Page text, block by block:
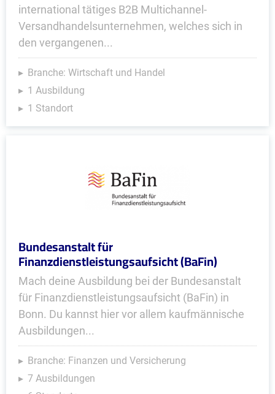
international tätiges B2B Multichannel-
Versandhandelsunternehmen, welches sich in
den vergangenen...
Branche: Wirtschaft und Handel
1 Ausbildung
1 Standort
Bundesanstalt für
Finanzdienstleistungsaufsicht (BaFin)
Mach deine Ausbildung bei der Bundesanstalt
für Finanzdienstleistungsaufsicht (BaFin) in
Bonn. Du kannst hier vor allem kaufmännische
Ausbildungen...
Branche: Finanzen und Versicherung
7 Ausbildungen